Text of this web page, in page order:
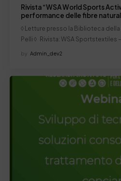
Rivista “WSA World Sports
performance delle fibre
◊ Letture presso la Biblioteca
Pelli ◊ Rivista: WSA Sportstextiles –
by Admin_dev2